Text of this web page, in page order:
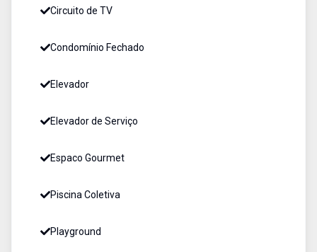
Circuito de TV
Condomínio Fechado
Elevador
Elevador de Serviço
Espaco Gourmet
Piscina Coletiva
Playground